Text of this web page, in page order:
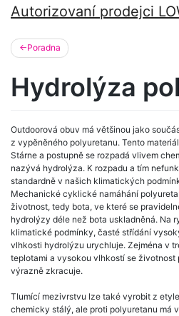
Autorizovaní prodejci
Poradna
Hydrolýza
Outdoorová obuv má většinou jako
z vypěněného polyuretanu. Tento
Stárne a postupně se rozpadá vlivem
nazývá hydrolýza. K rozpadu a tím
standardně v našich klimatických
Mechanické cyklické namáhání
životnost, tedy bota, ve které se
hydrolýzy déle než bota uskladněná. Na
klimatické podmínky, časté střídání
vlhkosti hydrolýzu urychluje. Zejména v
teplotami a vysokou vlhkostí se
výrazně zkracuje.
Tlumící mezivrstvu lze také vyrobit z
chemicky stálý, ale proti polyuretanu má